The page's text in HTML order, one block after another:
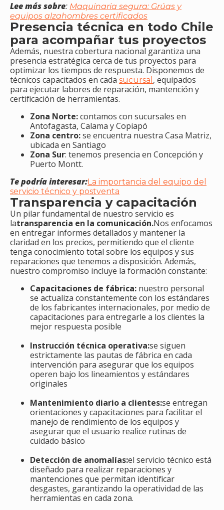
Lee más sobre: Maquinaria segura: Grúas y
equipos alzahombres certificados
Presencia técnica en todo Chile
para acompañar tus proyectos
Además, nuestra cobertura nacional garantiza una
presencia estratégica cerca de tus proyectos para
optimizar los tiempos de respuesta. Disponemos de
técnicos capacitados en cada sucursal , equipados
para ejecutar labores de reparación, mantención y
certificación de herramientas.
Zona Norte:contamos con sucursales en
Antofagasta, Calama y Copiapó
Zona centro:se encuentra nuestra Casa Matriz,
ubicada en Santiago
Zona Sur: tenemos presencia en Concepción y
Puerto Montt.
Te podría interesar:La importancia del equipo del
servicio técnico y postventa
Transparencia y capacitación
Un pilar fundamental de nuestro servicio es
latransparencia en la comunicación.Nos enfocamos
en entregar informes detallados y mantener la
claridad en los precios, permitiendo que el cliente
tenga conocimiento total sobre los equipos y sus
reparaciones que tenemos a disposición. Además,
nuestro compromiso incluye la formación constante:
Capacitaciones de fábrica: nuestro personal
se actualiza constantemente con los estándares
de los fabricantes internacionales, por medio de
capacitaciones para entregarle a los clientes la
mejor respuesta posible
Instrucción técnica operativa:se siguen
estrictamente las pautas de fábrica en cada
intervención para asegurar que los equipos
operen bajo los lineamientos y estándares
originales
Mantenimiento diario a clientes:se entregan
orientaciones y capacitaciones para facilitar el
manejo de rendimiento de los equipos y
asegurar que el usuario realice rutinas de
cuidado básico
Detección de anomalías:el servicio técnico está
diseñado para realizar reparaciones y
mantenciones que permitan identificar
desgastes, garantizando la operatividad de las
herramientas en cada zona.